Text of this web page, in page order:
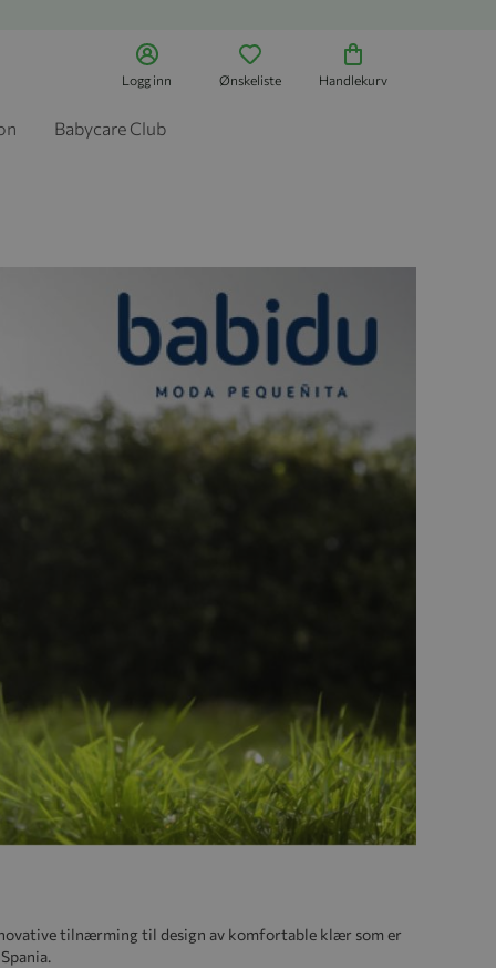
Logg inn Ønskeliste Handlekurv
Babycare Club
tilnærming til design av komfortable klær som er